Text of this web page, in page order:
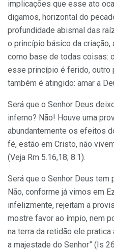
implicações que esse ato
digamos, horizontal do
profundidade abismal das
o princípio básico da criação,
como base de todas coisas:
esse princípio é ferido, outro
também é atingido: amar a
Será que o Senhor Deus
inferno? Não! Houve uma
abundantemente os efeitos
fé, estão em Cristo, não
(Veja Rm 5.16,18; 8.1).
Será que o Senhor Deus tem
Não, conforme já vimos em
infelizmente, rejeitam a
mostre favor ao ímpio, nem
na terra da retidão ele
a majestade do Senhor” (Is